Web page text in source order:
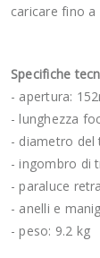
caricare fino
Specifiche
- apertura:
- lunghezza
- diametro del
- ingombro di
- paraluce
- anelli e
- peso: 9.2 kg